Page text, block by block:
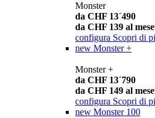
Monster
da CHF 13´490
da CHF 139 al
configura Scopri di
new Monster +
Monster +
da CHF 13´790
da CHF 149 al
configura Scopri di
new Monster 100